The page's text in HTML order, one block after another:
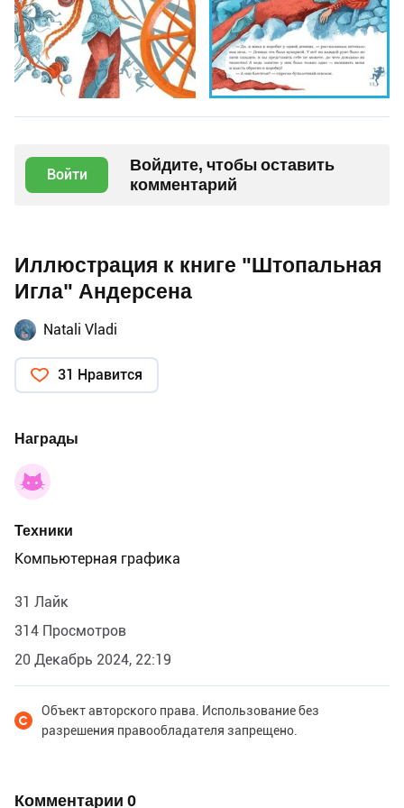
Войти
Войдите, чтобы оставить
комментарий
Иллюстрация к книге "Штопальная
Игла" Андерсена
Natali Vladi
31 Нравится
Награды
Техники
Компьютерная графика
31 Лайк
314 Просмотров
20 Декабрь 2024, 22:19
Объект авторского права. Использование без
разрешения правообладателя запрещено.
Комментарии 0